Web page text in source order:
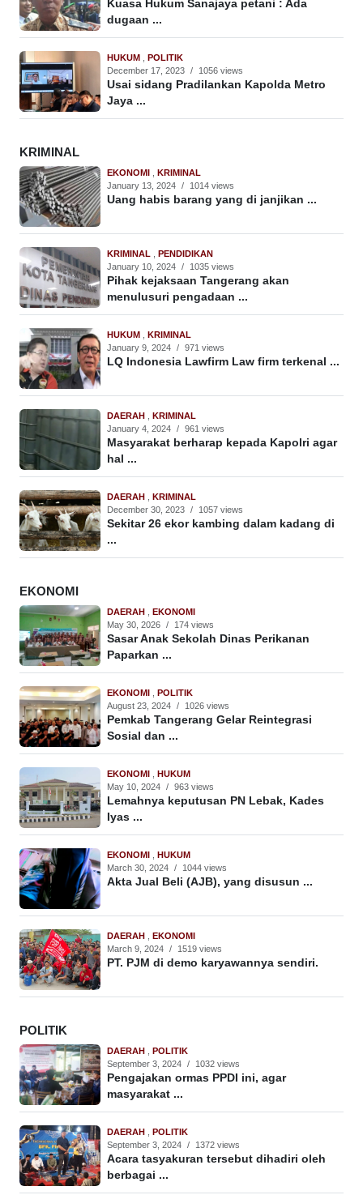
Kuasa Hukum Sanajaya petani : Ada
dugaan ...
HUKUM , POLITIK
December 17, 2023 / 1056 views
Usai sidang Pradilankan Kapolda Metro
Jaya ...
KRIMINAL
EKONOMI , KRIMINAL
January 13, 2024 / 1014 views
Uang habis barang yang di janjikan ...
KRIMINAL , PENDIDIKAN
January 10, 2024 / 1035 views
Pihak kejaksaan Tangerang akan
menulusuri pengadaan ...
HUKUM , KRIMINAL
January 9, 2024 / 971 views
LQ Indonesia Lawfirm Law firm terkenal ...
DAERAH , KRIMINAL
January 4, 2024 / 961 views
Masyarakat berharap kepada Kapolri agar
hal ...
DAERAH , KRIMINAL
December 30, 2023 / 1057 views
Sekitar 26 ekor kambing dalam kadang di
...
EKONOMI
DAERAH , EKONOMI
May 30, 2026 / 174 views
Sasar Anak Sekolah Dinas Perikanan
Paparkan ...
EKONOMI , POLITIK
August 23, 2024 / 1026 views
Pemkab Tangerang Gelar Reintegrasi
Sosial dan ...
EKONOMI , HUKUM
May 10, 2024 / 963 views
Lemahnya keputusan PN Lebak, Kades
Iyas ...
EKONOMI , HUKUM
March 30, 2024 / 1044 views
Akta Jual Beli (AJB), yang disusun ...
DAERAH , EKONOMI
March 9, 2024 / 1519 views
PT. PJM di demo karyawannya sendiri.
POLITIK
DAERAH , POLITIK
September 3, 2024 / 1032 views
Pengajakan ormas PPDI ini, agar
masyarakat ...
DAERAH , POLITIK
September 3, 2024 / 1372 views
Acara tasyakuran tersebut dihadiri oleh
berbagai ...